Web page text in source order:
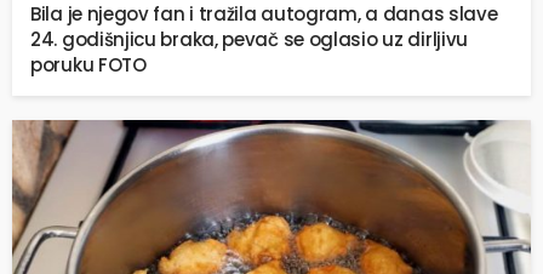
Bila je njegov fan i tražila autogram, a danas slave
24. godišnjicu braka, pevač se oglasio uz dirljivu
poruku FOTO